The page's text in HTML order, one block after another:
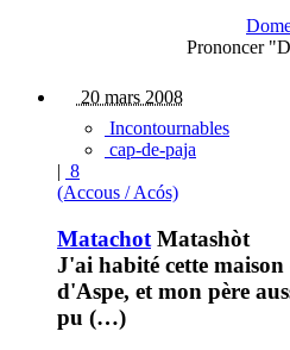
Prononcer
20 mars 2008
Incontournables
cap-de-paja
| 8
(Accous / Acós)
Matachot Matashòt
J'ai habité cette
d'Aspe, et mon père
pu (…)